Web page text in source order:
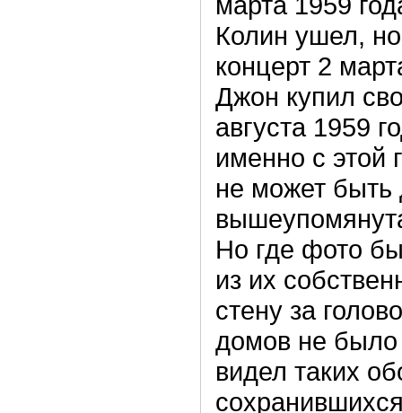
Колин ушел,
концерт 2
Джон купил
августа 1959
именно с этой
не может быть
Но где фото
из их
стену за
домов не было
видел таких